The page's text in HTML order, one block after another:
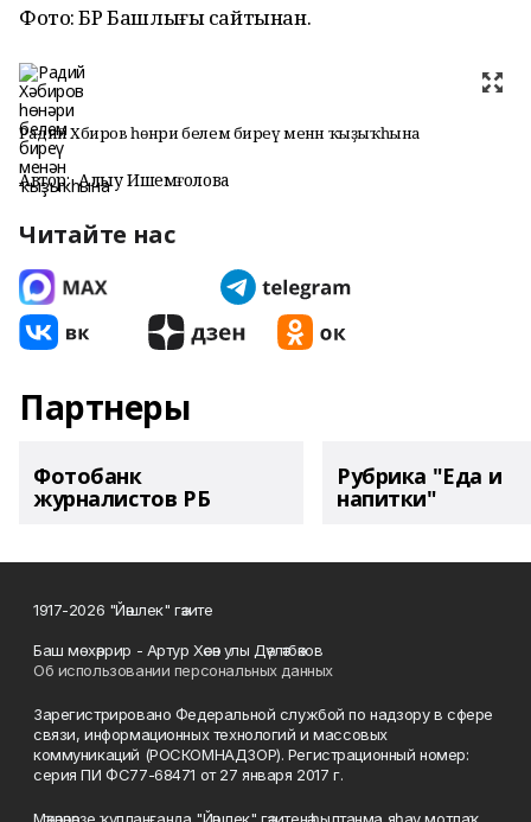
Фото: БР Башлығы сайтынан.
Радий Хәбиров һөнәри белем биреү менән ҡыҙыҡһына
Автор: Алһыу Ишемғолова
Читайте нас
Партнеры
Фотобанк
журналистов РБ
Рубрика "Еда и
напитки"
1917-2026 "Йәшлек" гәзите
Баш мөхәррир - Артур Хәсән улы Дәүләтбәков
Об использовании персональных данных
Зарегистрировано Федеральной службой по надзору в сфере
связи, информационных технологий и массовых
коммуникаций (РОСКОМНАДЗОР). Регистрационный номер:
серия ПИ ФС77-68471 от 27 января 2017 г.